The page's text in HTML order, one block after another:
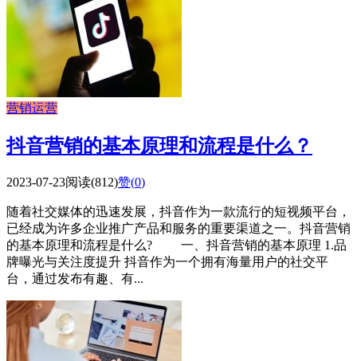
营销运营
抖音营销的基本原理和流程是什么？
2023-07-23阅读(812)赞(0)
随着社交媒体的迅速发展，抖音作为一款流行的短视频平台，
已经成为许多企业推广产品和服务的重要渠道之一。抖音营销
的基本原理和流程是什么? 一、抖音营销的基本原理 1.品
牌曝光与关注度提升 抖音作为一个拥有海量用户的社交平
台，通过发布有趣、有...